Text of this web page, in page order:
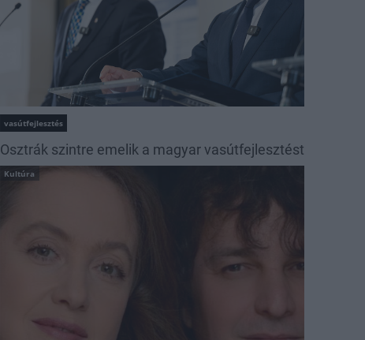
vasútfejlesztés
Osztrák szintre emelik a magyar vasútfejlesztést
Kultúra